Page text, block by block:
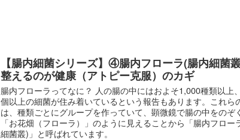
【腸内細菌シリーズ】④腸内フローラ(腸内細菌
整えるのが健康（アトピー克服）のカギ
腸内フローラってなに？ 人の腸の中にはおよそ1,000種類以上
個以上の細菌が住み着いているという報告もあります。これら
は、種類ごとにグループを作っていて、顕微鏡で腸の中をのぞ
「お花畑（フローラ）」のように見えることから「腸内フロー
細菌叢)」と呼ばれています。